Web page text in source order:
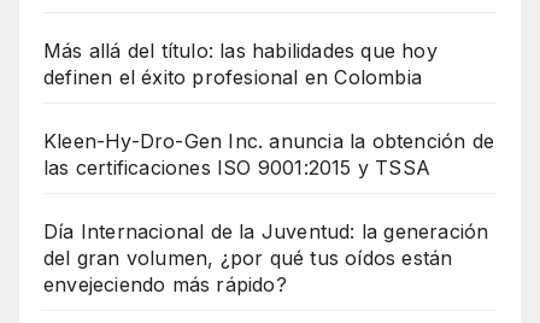
Más allá del título: las habilidades que hoy
definen el éxito profesional en Colombia
Kleen-Hy-Dro-Gen Inc. anuncia la obtención de
las certificaciones ISO 9001:2015 y TSSA
Día Internacional de la Juventud: la generación
del gran volumen, ¿por qué tus oídos están
envejeciendo más rápido?